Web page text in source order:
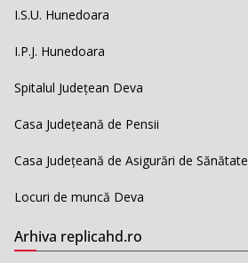
I.S.U. Hunedoara
I.P.J. Hunedoara
Spitalul Județean Deva
Casa Județeană de Pensii
Casa Județeană de Asigurări de Sănătate
Locuri de muncă Deva
Arhiva replicahd.ro